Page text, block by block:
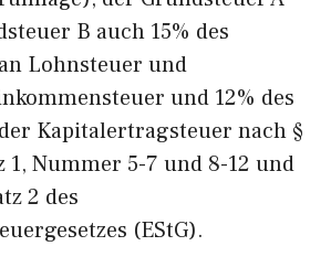
B auch 15% des
Lohnsteuer und
und 12% des
Kapitalertragsteuer nach §
1, Nummer 5-7 und 8-12 und
2 des
(EStG).